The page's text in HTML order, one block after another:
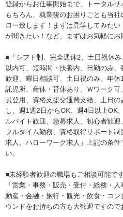
登録からお仕事開始まで、トータル
もちろん、就業後のお困りごとも当
ロー致します！まずは見学してみた
が聞きたい！など、まずはお気軽にお
■「シフト制、完全週休2、土日祝休
以内可、短時間・扶養内、日勤のみ
歓迎、曜日相談可、土日祝のみ、年
託児所、産休・育休あり、Ｗワーク
員登用、資格支援交通費支給、土日
し、週1週2日からOK、週4日以上OK
ルバイト歓迎、急募求人、初心者歓迎
フルタイム勤務、資格取得サポート
求人、ハローワーク求人」上記の条
い。
■未経験者歓迎の職場もご相談可能です
「営業・事務・販売・受付・総務・
動産・金融・旅行・観光・飲食・コ
ウンドをお持ちの方も大歓迎ですので